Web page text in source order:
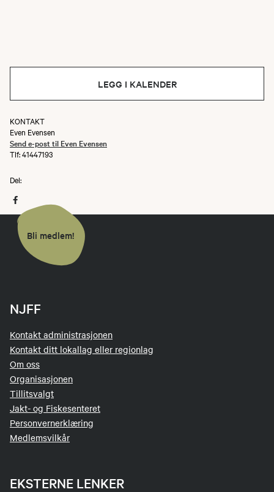
LEGG I KALENDER
KONTAKT
Even Evensen
Send e-post til Even Evensen
Tlf: 41447193
Del:
Bli medlem!
NJFF
Kontakt administrasjonen
Kontakt ditt lokallag eller regionlag
Om oss
Organisasjonen
Tillitsvalgt
Jakt- og Fiskesenteret
Personvernerklæring
Medlemsvilkår
EKSTERNE LENKER